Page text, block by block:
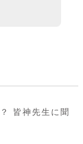
皆神先生に聞